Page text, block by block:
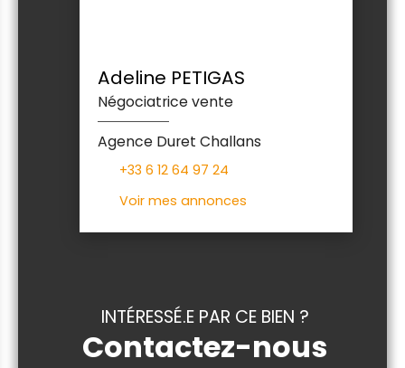
Adeline PETIGAS
Négociatrice vente
Agence Duret Challans
+33 6 12 64 97 24
Voir mes annonces
INTÉRESSÉ.E PAR CE BIEN ?
Contactez-nous